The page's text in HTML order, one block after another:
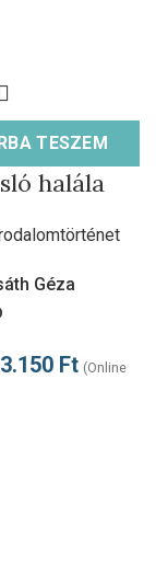
TESZEM
halála
Géza
3.150 Ft (Online